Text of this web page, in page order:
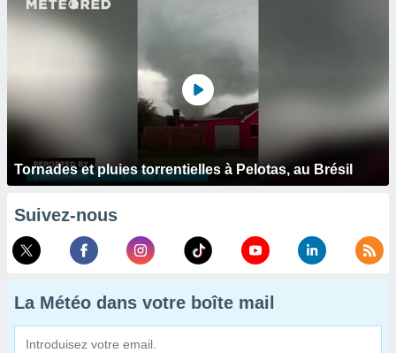
Tornades et pluies torrentielles à Pelotas, au Brésil
Suivez-nous
La Météo dans votre boîte mail